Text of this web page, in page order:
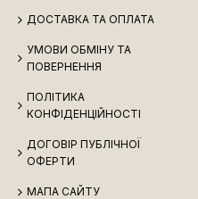
ДОСТАВКА ТА ОПЛАТА
УМОВИ ОБМІНУ ТА
ПОВЕРНЕННЯ
ПОЛІТИКА
КОНФІДЕНЦІЙНОСТІ
ДОГОВІР ПУБЛІЧНОЇ
ОФЕРТИ
МАПА САЙТУ